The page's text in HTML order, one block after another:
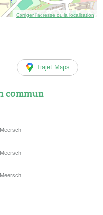
Corriger l’adresse ou la localisation
Trajet Maps
commun